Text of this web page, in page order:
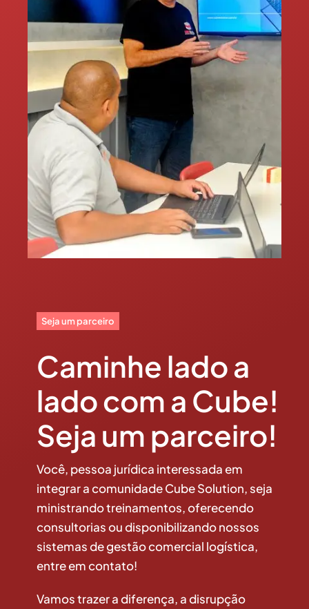
Seja um parceiro
Caminhe lado a
lado com a Cube!
Seja um parceiro!
Você, pessoa jurídica interessada em
integrar a comunidade Cube Solution, seja
ministrando treinamentos, oferecendo
consultorias ou disponibilizando nossos
sistemas de gestão comercial logística,
entre em contato!
Vamos trazer a diferença, a disrupção